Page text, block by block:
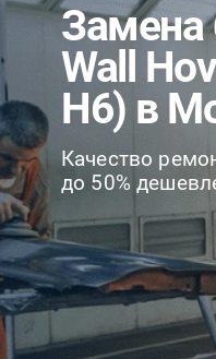
Замена
Wall
H6) в
Качество
до 50%